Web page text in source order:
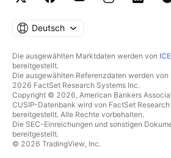
Deutsch
Die ausgewählten Marktdaten werden von
bereitgestellt.
Die ausgewählten Referenzdaten werden
2026 FactSet Research Systems Inc.
Copyright © 2026, American Bankers
CUSIP-Datenbank wird von FactSet
bereitgestellt. Alle Rechte vorbehalten.
Die SEC-Einreichungen und sonstigen
bereitgestellt.
© 2026 TradingView, Inc.